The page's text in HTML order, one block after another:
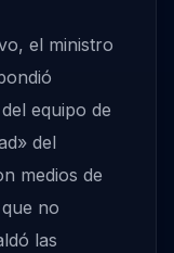
el ministro
equipo de
del
medios de
no
las